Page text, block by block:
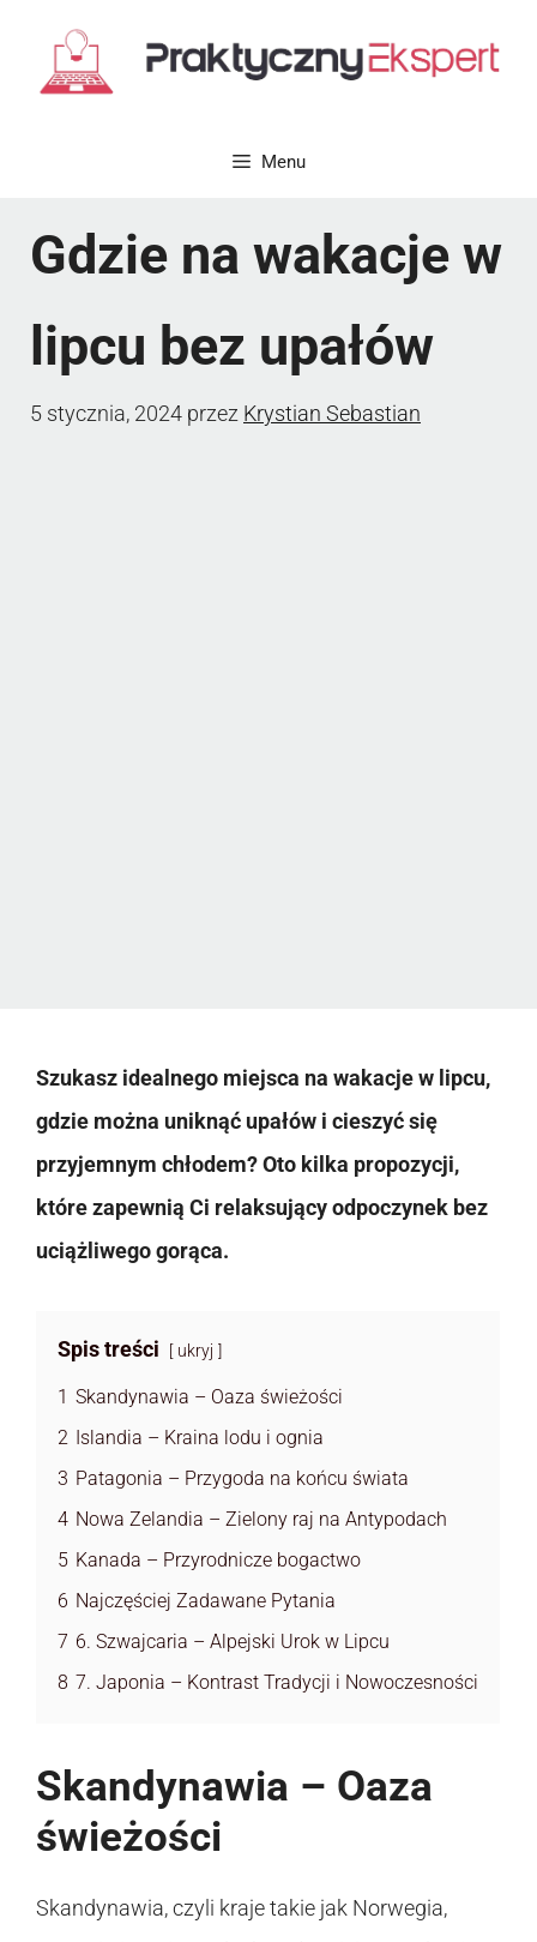
Menu
Gdzie na wakacje w
lipcu bez upałów
5 stycznia, 2024 przez Krystian Sebastian
Szukasz idealnego miejsca na wakacje w lipcu,
gdzie można uniknąć upałów i cieszyć się
przyjemnym chłodem? Oto kilka propozycji,
które zapewnią Ci relaksujący odpoczynek bez
uciążliwego gorąca.
Spis treści ukryj
1 Skandynawia – Oaza świeżości
2 Islandia – Kraina lodu i ognia
3 Patagonia – Przygoda na końcu świata
4 Nowa Zelandia – Zielony raj na Antypodach
5 Kanada – Przyrodnicze bogactwo
6 Najczęściej Zadawane Pytania
7 6. Szwajcaria – Alpejski Urok w Lipcu
8 7. Japonia – Kontrast Tradycji i Nowoczesności
Skandynawia – Oaza
świeżości
Skandynawia, czyli kraje takie jak Norwegia,